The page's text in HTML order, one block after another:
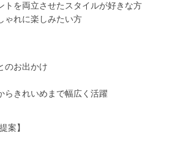
トを両立させたスタイルが好きな方
ゃれに楽しみたい方
のお出かけ
らきれいめまで幅広く活躍
案】